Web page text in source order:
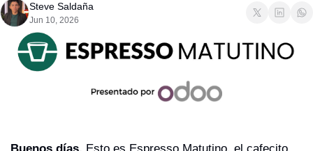
Steve Saldaña
Jun 10, 2026